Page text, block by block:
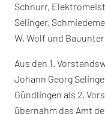
Schnurr,
Selinger,
W. Wolf und
Aus den 1.
Johann Georg
Gündlingen als 2.
übernahm das Amt